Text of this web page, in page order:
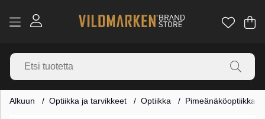
.
Alkuun Optiikka ja tarvikkeet Optiikka Pimeänäköoptiikka